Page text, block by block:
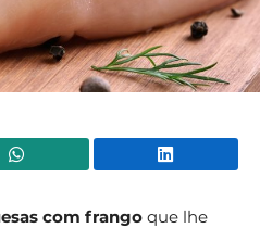
WhatsApp
com frango que lhe